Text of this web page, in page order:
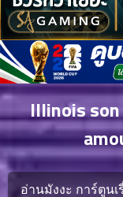
เกาหลี
รายชื่อมังงะ
จีน
ญี่ปุ่น
Illinois
อ่านมังงะ การ์ตูนเ
น
3
ตอน
ที่
ม
4
ตอน
ที่
ม
5
ตอน